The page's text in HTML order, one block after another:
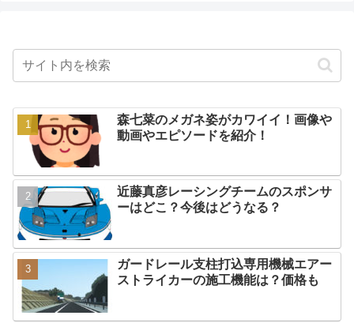
森七菜のメガネ姿がカワイイ！画像や
動画やエピソードを紹介！
近藤真彦レーシングチームのスポンサ
ーはどこ？今後はどうなる？
ガードレール支柱打込専用機械エアー
ストライカーの施工機能は？価格も